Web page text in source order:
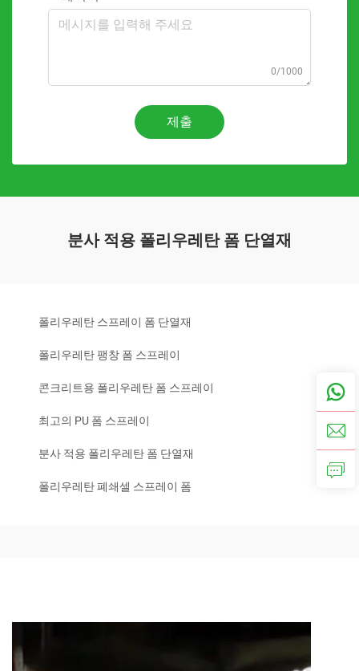
0/1000
제출
분사 적용 폴리우레탄 폼 단열재
폴리우레탄 스프레이 폼 단열재
폴리우레탄 팽창 폼 스프레이
콘크리트용 폴리우레탄 폼 스프레이
최고의 PU 폼 스프레이
분사 적용 폴리우레탄 폼 단열재
폴리우레탄 폐쇄셀 스프레이 폼